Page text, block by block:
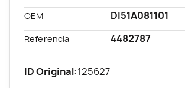
OEM DI51A081101
Referencia 4482787
ID Original:125627